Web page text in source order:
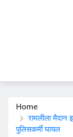
Home
रामलीला
पुलिसकर्मी घायल